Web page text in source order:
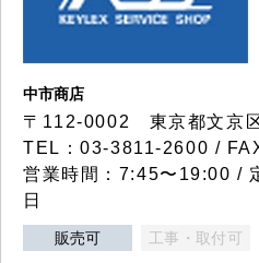
中市商店
〒112-0002 東京都文京
TEL：03-3811-2600 /
営業時間：7:45〜19:00 /
日
販売可 工事・取付可